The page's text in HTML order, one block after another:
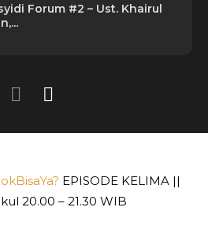
Forum #2 – Ust. Khairul
EPISODE KELIMA ||
20.00 – 21.30 WIB